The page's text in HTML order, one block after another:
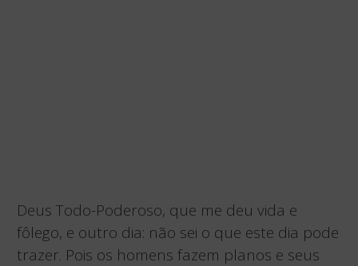
Deus Todo-Poderoso, que me deu vida e
fôlego, e outro dia: não sei o que este dia pode
trazer. Pois os homens fazem planos e seus